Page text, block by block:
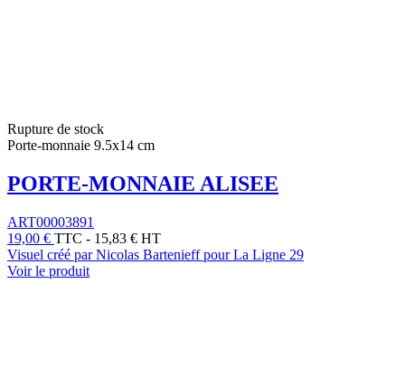
Rupture de stock
Porte-monnaie 9.5x14 cm
PORTE-MONNAIE ALISEE
ART00003891
19,00 € TTC - 15,83 € HT
Visuel créé par Nicolas Bartenieff pour La Ligne 29
Voir le produit